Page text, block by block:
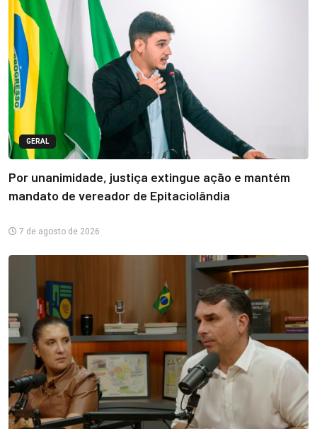
GERAL
Por unanimidade, justiça extingue ação e mantém
mandato de vereador de Epitaciolândia
7 de agosto de 2026